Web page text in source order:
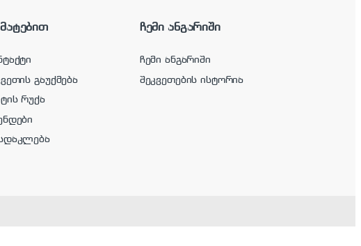
გაუქმება
რუქა
ჩემი ანგარიში
ჩემი ანგარიში
შეკვეთების ისტორია